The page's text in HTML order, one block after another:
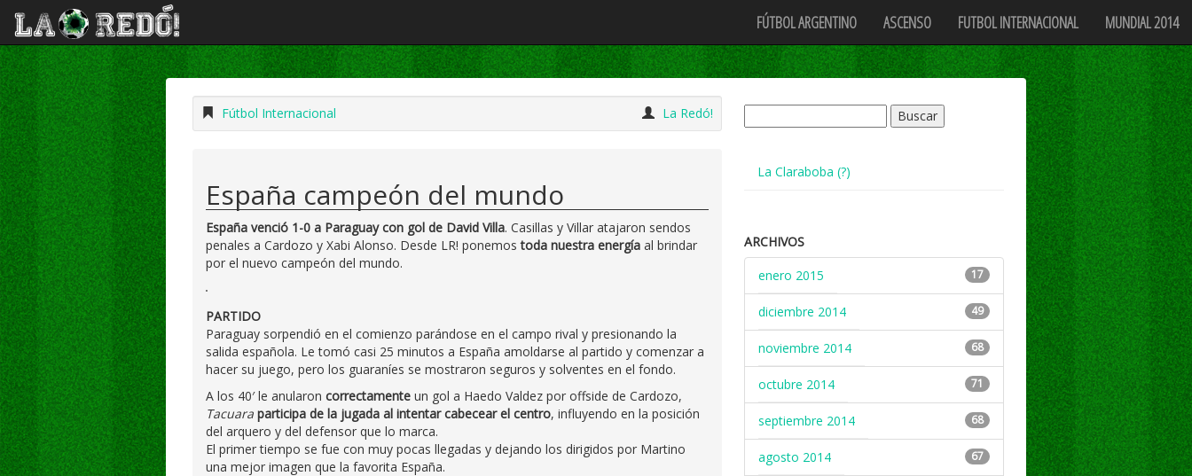
FÚTBOL ARGENTINO ASCENSO FUTBOL INTERNACIONAL MUNDIAL 2014
Fútbol Internacional La Redó!
España campeón del mundo
España venció 1-0 a Paraguay con gol de David Villa. Casillas y Villar atajaron sendos
penales a Cardozo y Xabi Alonso. Desde LR! ponemostoda nuestra energía al brindar
por el nuevo campeón del mundo.
PARTIDO
Paraguay sorpendió en el comienzo parándose en el campo rival y presionando la
salida española. Le tomó casi 25 minutos a España amoldarse al partido y comenzar a
hacer su juego, pero los guaraníes se mostraron seguros y solventes en el fondo.
A los 40′ le anularon correctamente un gol a Haedo Valdez por offside de Cardozo,
Tacuara participa de la jugada al intentar cabecear el centro, influyendo en la posición
del arquero y del defensor que lo marca.
El primer tiempo se fue con muy pocas llegadas y dejando los dirigidos por Martino
una mejor imagen que la favorita España.
La Claraboba (?)
ARCHIVOS
enero 2015
17
diciembre 2014 49
noviembre 2014 68
octubre 2014 71
septiembre 2014 68
agosto 2014 67